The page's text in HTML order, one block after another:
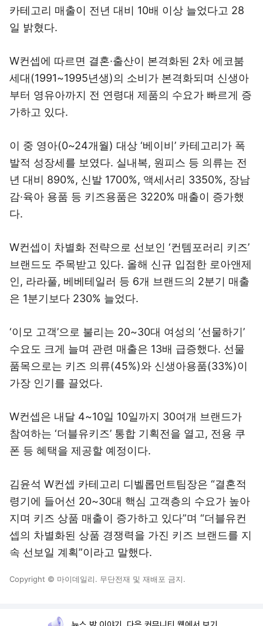
카테고리 매출이 전년 대비 10배 이상 늘었다고 28
일 밝혔다.
W컨셉에 따르면 결혼·출산이 본격화된 2차 에코붐
세대(1991~1995년생)의 소비가 본격화되며 신생아
부터 영유아까지 전 연령대 제품의 수요가 빠르게 증
가하고 있다.
이 중 영아(0~24개월) 대상 ‘베이비’ 카테고리가 폭
발적 성장세를 보였다. 실내복, 원피스 등 의류는 전
년 대비 890%, 신발 1700%, 액세서리 3350%, 장남
감·육아 용품 등 키즈용품은 3220% 매출이 증가했
다.
W컨셉이 차별화 전략으로 선보인 ‘컨템포러리 키즈’
브랜드도 주목받고 있다. 올해 신규 입점한 로아앤제
인, 라라풀, 베베테일러 등 6개 브랜드의 2분기 매출
은 1분기보다 230% 늘었다.
‘이모 고객’으로 불리는 20~30대 여성의 ‘선물하기’
수요도 크게 늘며 관련 매출은 13배 급증했다. 선물
품목으로는 키즈 의류(45%)와 신생아용품(33%)이
가장 인기를 끌었다.
W컨셉은 내달 4~10일 10일까지 30여개 브랜드가
참여하는 ‘더블유키즈’ 통합 기획전을 열고, 전용 쿠
폰 등 혜택을 제공할 예정이다.
김윤석 W컨셉 카테고리 디벨롭먼트팀장은 “결혼적
령기에 들어선 20~30대 핵심 고객층의 수요가 높아
지며 키즈 상품 매출이 증가하고 있다”며 “더블유컨
셉의 차별화된 상품 경쟁력을 가진 키즈 브랜드를 지
속 선보일 계획”이라고 말했다.
Copyright © 마이데일리. 무단전재 및 재배포 금지.